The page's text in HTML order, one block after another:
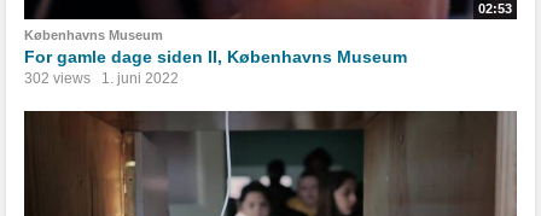
02:53
Københavns Museum
For gamle dage siden II, Københavns Museum
302 views 1. juni 2022